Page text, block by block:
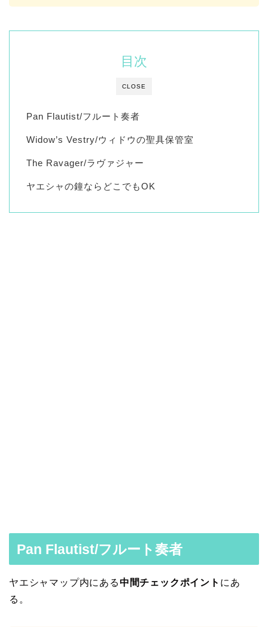
CLOSE
目次
Pan Flautist/フルート奏者
Widow’s Vestry/ウィドウの聖具保管室
The Ravager/ラヴァジャー
ヤエシャの鐘ならどこでもOK
Pan Flautist/フルート奏者
ヤエシャマップ内にある中間チェックポイント にあ
る。